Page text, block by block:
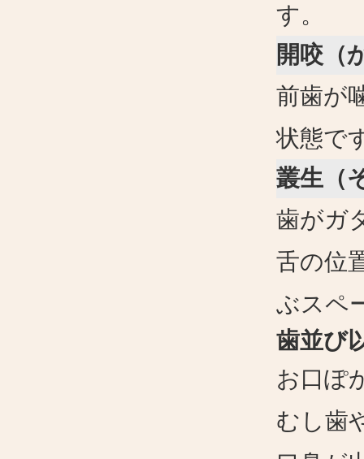
す。
開咬（
前歯が
状態で
叢生（
歯がガ
舌の位
ぶスペ
歯並び
お口ぽ
むし歯